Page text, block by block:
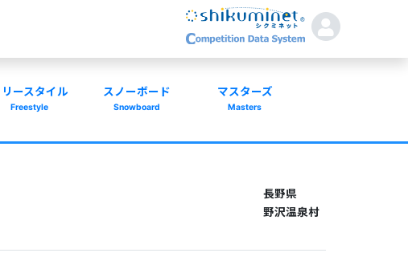
リースタイル
Freestyle
スノーボード
Snowboard
マスターズ
Masters
長野県
野沢温泉村